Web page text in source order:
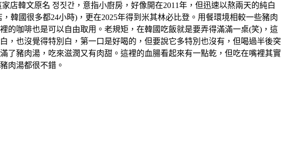
韓文原名 정짓간，意指小廚房，好像開在2011年，但迅速以熬兩天的純白
韓國很多都24小時)，更在2025年得到米其林必比登。用餐環境相較一些豬肉
咖啡也是可以自由取用。老規矩，在韓國吃飯就是要弄得滿滿一桌(笑)，這
，也沒覺得特別白，第一口是好喝的，但要說它多特別也沒有，但喝過半後突
了豬肉湯，吃來滋潤又有肉甜。這裡的血腸看起來有一點乾，但吃在嘴裡其實
肉湯都很不錯。